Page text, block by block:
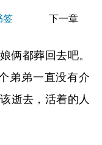
签 下一章
俩都葬回去吧。
弟弟一直没有介
逝去，活着的人